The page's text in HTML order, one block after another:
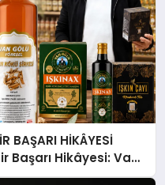
BAŞARI HİKÂYESİ
Hikâyesi: Van